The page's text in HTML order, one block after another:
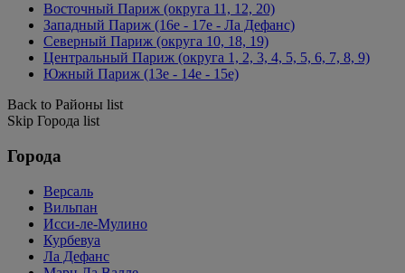
Восточный Париж (округа 11, 12, 20)
Западный Париж (16e - 17e - Ла Дефанс)
Северный Париж (округа 10, 18, 19)
Центральный Париж (округа 1, 2, 3, 4, 5, 5, 6, 7, 8, 9)
Южный Париж (13e - 14e - 15e)
Back to Районы list
Skip Города list
Города
Версаль
Вильпан
Исси-ле-Мулино
Курбевуа
Ла Дефанс